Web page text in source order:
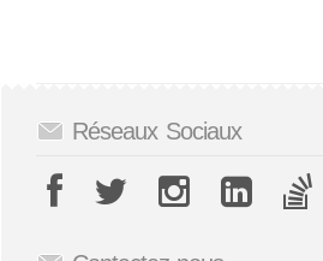
Réseaux Sociaux